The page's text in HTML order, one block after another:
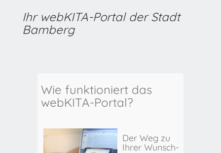
Ihr webKITA-Portal der Stadt
Bamberg
Wie funktioniert das
webKITA-Portal?
Der Weg zu
Ihrer Wunsch-